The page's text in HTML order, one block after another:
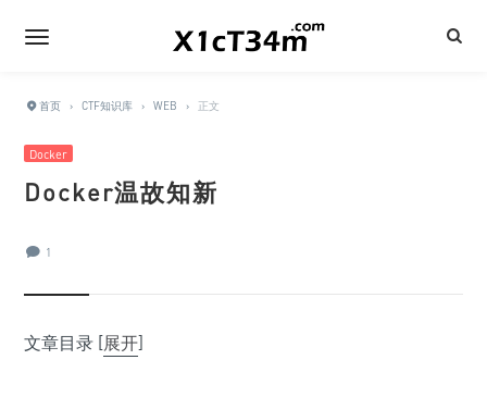
首页 › CTF知识库 › WEB › 正文
Docker
Docker温故知新
1
文章目录 [展开]